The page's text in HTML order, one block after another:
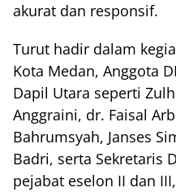
akurat dan responsif.
Turut hadir dalam
Kota Medan, Anggota
Dapil Utara seperti
Anggraini, dr. Faisal
Bahrumsyah, Janses
Badri, serta Sekretaris
pejabat eselon II dan